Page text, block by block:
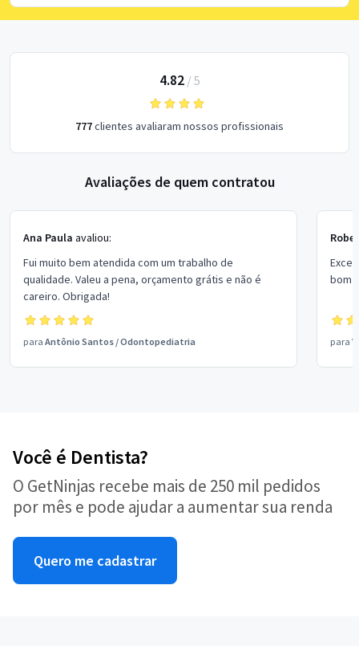
4.82/ 5
777clientes avaliaram nossos profissionais
Avaliações de quem contratou
Ana Paula avaliou:
Fui muito bem atendida com um trabalho de
qualidade. Valeu a pena, orçamento grátis e não é
careiro. Obrigada!
para Antônio Santos /Odontopediatria
bom
para
Você é Dentista?
O GetNinjas recebe mais de 250 mil pedidos
por mês e pode ajudar a aumentar sua renda
Quero me cadastrar